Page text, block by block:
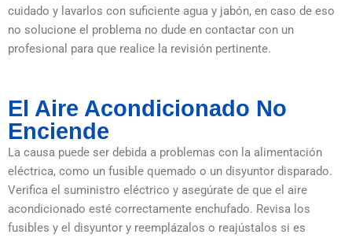
cuidado y lavarlos con suficiente agua y jabón, en caso de eso
no solucione el problema no dude en contactar con un
profesional para que realice la revisión pertinente.
El Aire Acondicionado No
Enciende
La causa puede ser debida a problemas con la alimentación
eléctrica, como un fusible quemado o un disyuntor disparado.
Verifica el suministro eléctrico y asegúrate de que el aire
acondicionado esté correctamente enchufado. Revisa los
fusibles y el disyuntor y reemplázalos o reajústalos si es